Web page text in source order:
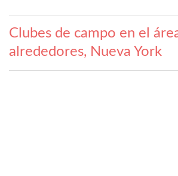
Clubes de campo en el
alrededores, Nueva York